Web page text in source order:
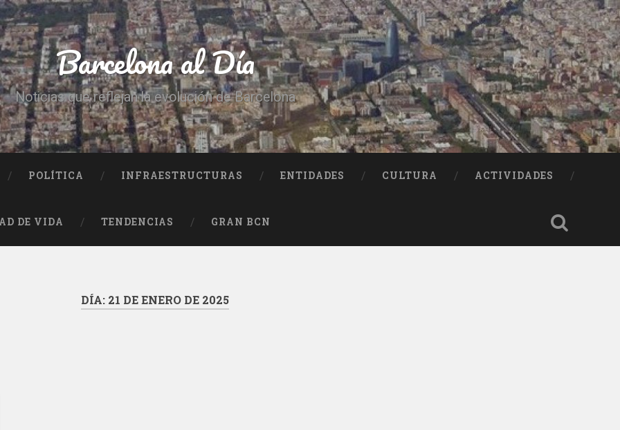
Barcelona al Día
Noticias que reflejan la evolución de Barcelona
POLÍTICA INFRAESTRUCTURAS ENTIDADES CULTURA ACTIVIDADES
DE VIDA TENDENCIAS GRAN BCN
DÍA: 21 DE ENERO DE 2025